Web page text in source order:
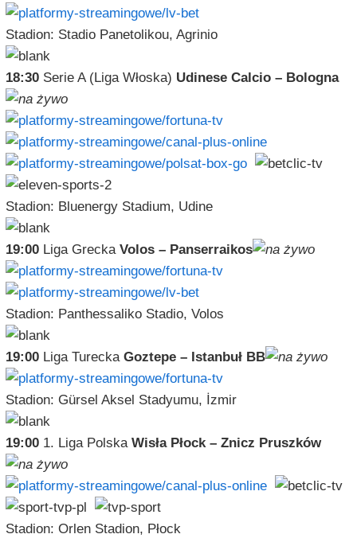
Stadion: Stadio Panetolikou, Agrinio
18:30Serie A (Liga Włoska) Udinese Calcio – Bologna
Stadion: Bluenergy Stadium, Udine
19:00Liga Grecka Volos – Panserraikos
Stadion: Panthessaliko Stadio, Volos
19:00Liga Turecka Goztepe – Istanbuł BB
Stadion: Gürsel Aksel Stadyumu, İzmir
19:001. Liga Polska Wisła Płock – Znicz Pruszków
Stadion: Orlen Stadion, Płock